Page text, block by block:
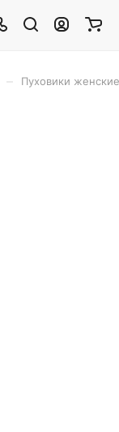
Пуховики женские